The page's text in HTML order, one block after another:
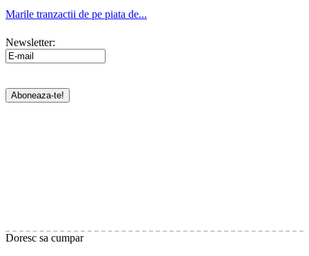
Marile tranzactii de pe piata de...
Newsletter:
Doresc sa cumpar